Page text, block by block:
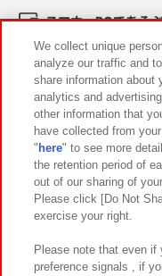
スマホ・PCであそぶ
イベント・キャンペ
関連会社 サ
プライバシーポリシー
お取引先さまと
カスタマーハラスメント対
We collect unique
analyze our traffic and
share information about
analytics and
other information that
have collected from
" here" to see more
the retention period of
out of our sharing of
Please click [Do Not
exercise your right.
Please note that even if
preference signals , if